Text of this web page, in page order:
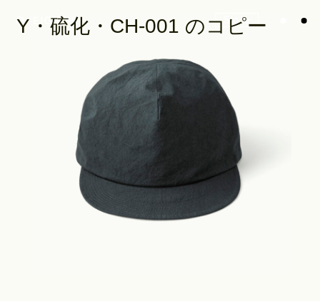
Store
Look
Construction
Y・硫化・CH-001 のコピー